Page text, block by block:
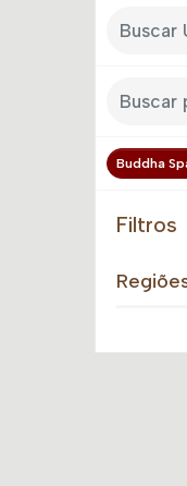
Buddha
Filtros